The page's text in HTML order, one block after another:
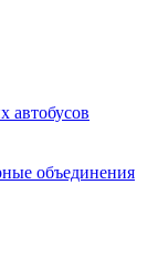
автобусов
объединения